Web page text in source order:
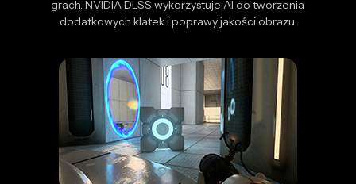
grach. NVIDIA DLSS wykorzystuje AI do tworzenia
dodatkowych klatek i poprawy jakości obrazu.